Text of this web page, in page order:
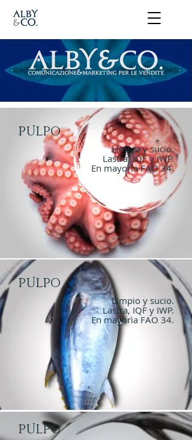
Pulpo
Limpio y sucio.
Lastra, IQF y IWP.
En mayorìa FAO 34.
Pulpo
Limpio y sucio.
Lastra, IQF y IWP.
En mayorìa FAO 34.
Pulpo